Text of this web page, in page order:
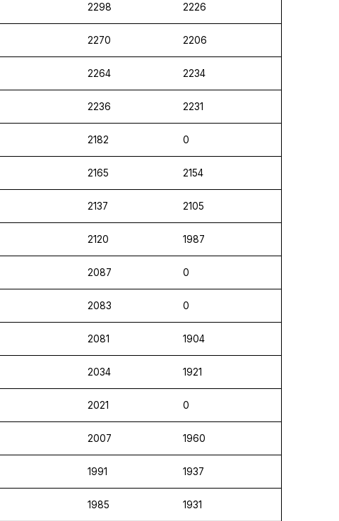
2298 2226
2270 2206
2264 2234
2236 2231
2182 0
2165 2154
2137 2105
2120 1987
2087 0
2083 0
2081 1904
2034 1921
2021 0
2007 1960
1991 1937
1985 1931